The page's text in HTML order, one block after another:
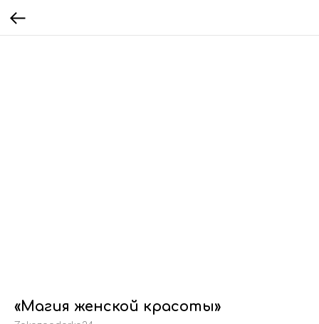
«Магия женской красоты»